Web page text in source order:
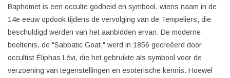
Baphomet is een occulte godheid en symbool, wiens naam in de
14e eeuw opdook tijdens de vervolging van de Tempeliers, die
beschuldigd werden van het aanbidden ervan. De moderne
beeltenis, de "Sabbatic Goat," werd in 1856 gecreëerd door
occultist Éliphas Lévi, die het gebruikte als symbool voor de
verzoening van tegenstellingen en esoterische kennis. Hoewel